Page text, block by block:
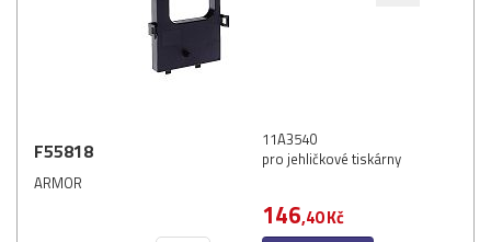
F55818
ARMOR
11A3540
pro jehličkové tiskárny
146,40 Kč